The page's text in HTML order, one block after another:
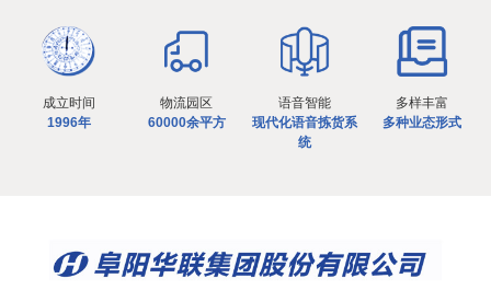
成立时间
1996年
物流园区
60000余平方
语音智能
现代化语音拣货系
统
多样丰富
多种业态形式